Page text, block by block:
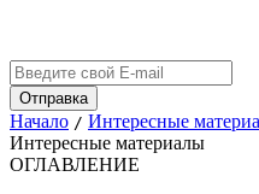
Начало / Интересные
Интересные материалы
ОГЛАВЛЕНИЕ